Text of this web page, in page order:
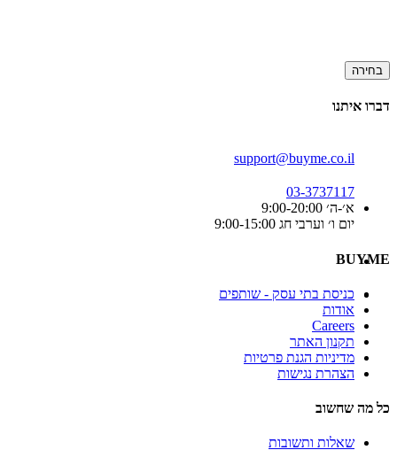
בחירה
דברו איתנו
support@buyme.co.il
03-3737117
א׳-ה׳ 9:00-20:00
יום ו׳ וערבי חג 9:00-15:00
BUYME
כניסת בתי עסק - שותפים
אודות
Careers
תקנון האתר
מדיניות הגנת פרטיות
הצהרת נגישות
כל מה שחשוב
שאלות ותשובות